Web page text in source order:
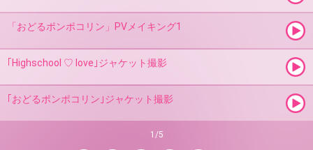
「おどるポンポコリン」PVメイキング1
｢Highschool ♡ love｣ジャケット撮影
｢おどるポンポコリン｣ジャケット撮影
1/5